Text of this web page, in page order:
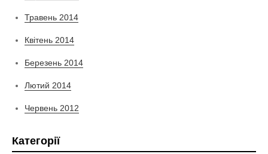
Травень 2014
Квітень 2014
Березень 2014
Лютий 2014
Червень 2012
Категорії